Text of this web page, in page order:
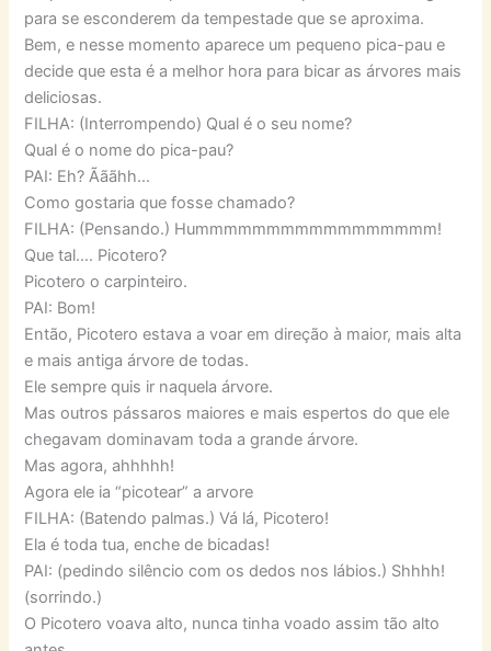
para se esconderem da tempestade que se aproxima.
Bem, e nesse momento aparece um pequeno pica-pau e
decide que esta é a melhor hora para bicar as árvores mais
deliciosas.
FILHA: (Interrompendo) Qual é o seu nome?
Qual é o nome do pica-pau?
PAI: Eh? Ãããhh…
Como gostaria que fosse chamado?
FILHA: (Pensando.) Hummmmmmmmmmmmmmmmm!
Que tal…. Picotero?
Picotero o carpinteiro.
PAI: Bom!
Então, Picotero estava a voar em direção à maior, mais alta
e mais antiga árvore de todas.
Ele sempre quis ir naquela árvore.
Mas outros pássaros maiores e mais espertos do que ele
chegavam dominavam toda a grande árvore.
Mas agora, ahhhhh!
Agora ele ia “picotear” a arvore
FILHA: (Batendo palmas.) Vá lá, Picotero!
Ela é toda tua, enche de bicadas!
PAI: (pedindo silêncio com os dedos nos lábios.) Shhhh!
(sorrindo.)
O Picotero voava alto, nunca tinha voado assim tão alto